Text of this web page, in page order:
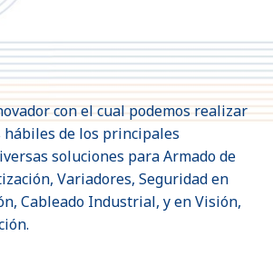
con el cual podemos realizar
hábiles de los principales
soluciones para Armado de
Variadores, Seguridad en
Cableado Industrial, y en Visión,